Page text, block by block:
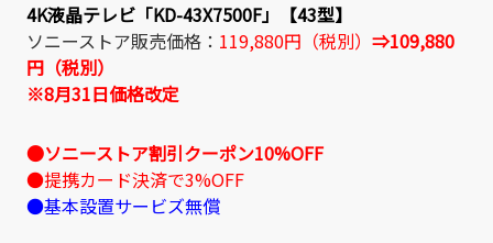
4K液晶テレビ「KD-43X7500F」【43型】
ソニーストア販売価格： 119,880円（税別） ⇒109,880
円（税別）
※8月31日価格改定
●ソニーストア割引クーポン10%OFF
●提携カード決済で3%OFF
●基本設置サービズ無償